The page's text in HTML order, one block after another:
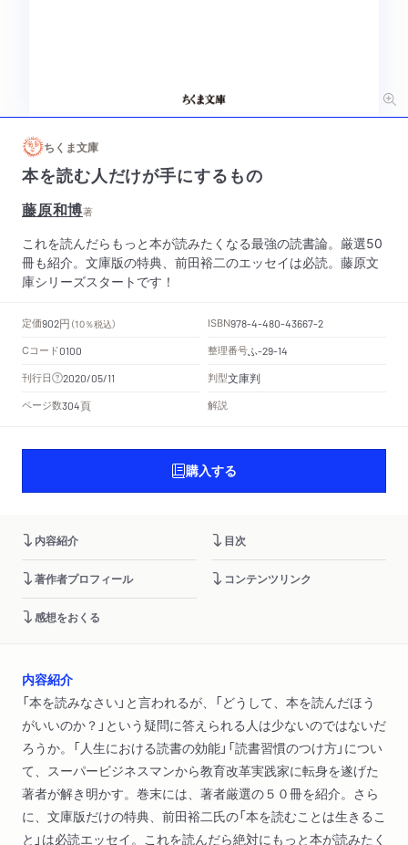
ちくま文庫
本を読む人だけが手にするもの
藤原和博著
これを読んだらもっと本が読みたくなる最強の読書論。厳選50
冊も紹介。文庫版の特典、前田裕二のエッセイは必読。藤原文
庫シリーズスタートです！
定価902円 （10％税込） ISBN978-4-480-43667-2
Cコード0100 整理番号ふ-29-14
刊行日 2020/05/11 判型文庫判
ページ数304頁 解説
購入する
内容紹介 目次
著作者プロフィール コンテンツリンク
感想をおくる
内容紹介
「本を読みなさい」と言われるが、「どうして、本を読んだほう
がいいのか？」という疑問に答えられる人は少ないのではないだ
ろうか。「人生における読書の効能」「読書習慣のつけ方」につい
て、スーパービジネスマンから教育改革実践家に転身を遂げた
著者が解き明かす。巻末には、著者厳選の５０冊を紹介。さら
に、文庫版だけの特典、前田裕二氏の「本を読むことは生きるこ
と」は必読エッセイ。これを読んだら絶対にもっと本が読みたく